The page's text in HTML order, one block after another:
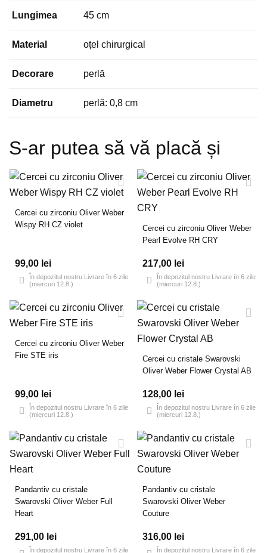
Lungimea 45 cm
Material oțel chirurgical
Decorare perlă
Diametru perlă: 0,8 cm
S-ar putea să vă placă și
Cercei cu zirconiu Oliver Weber
Wispy RH CZ violet
99,00 lei
În depozitul nostru Livrare în 6 zile
(miercuri 12.8.)
Cercei cu zirconiu Oliver Weber
Pearl Evolve RH CRY
217,00 lei
În depozitul nostru Livrare în 6 zile
(miercuri 12.8.)
Cercei cu zirconiu Oliver Weber
Fire STE iris
99,00 lei
În depozitul nostru Livrare în 6 zile
(miercuri 12.8.)
Cercei cu cristale Swarovski
Oliver Weber Flower Crystal AB
128,00 lei
În depozitul nostru Livrare în 6 zile
(miercuri 12.8.)
Pandantiv cu cristale
Swarovski Oliver Weber Full
Heart
291,00 lei
În depozitul nostru Livrare în 6 zile
Pandantiv cu cristale
Swarovski Oliver Weber
Couture
316,00 lei
În depozitul nostru Livrare în 6 zile